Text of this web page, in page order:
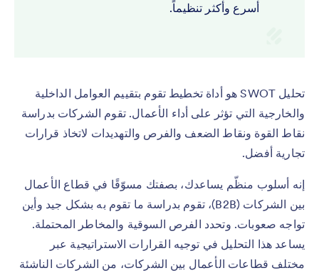
أسرع وأكثر تنظيماً.
تحليل SWOT هو أداة تخطيط تقوم بتقييم العوامل الداخلية
والخارجية التي تؤثر على أداء الأعمال. تقوم الشركات بدراسة
نقاط القوة ونقاط الضعف والفرص والتهديدات لاتخاذ قرارات
تجارية أفضل.
إنه أسلوب منظّم يساعدك، بصفتك مسوّقًا في قطاع الأعمال
بين الشركات (B2B)، تقوم بدراسة ما تقوم به بشكل جيد وأين
تواجه صعوبات. وتحدد الفرص السوقية والمخاطر المحتملة.
يساعد هذا التحليل في توجيه القرارات الاستراتيجية عبر
مختلف قطاعات الأعمال بين الشركات، من الشركات الناشئة